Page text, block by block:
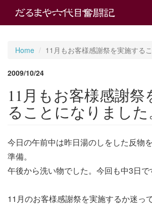
Home 11月もお客様感謝祭を実施する
2009/10/24
11月もお客様感謝祭
ることになりました
今日の午前中は昨日湯のしをした反物
準備。
午後から洗い物でした。今回も中3日で
11月のお客様感謝祭を実施するか迷っ